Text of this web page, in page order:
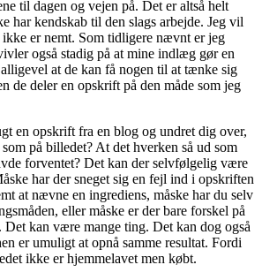
til dagen og vejen på. Det er altså helt
har kendskab til den slags arbejde. Jeg vil
ikke er nemt. Som tidligere nævnt er jeg
også stadig på at mine indlæg gør en
at de kan få nogen til at tænke sig
de deler en opskrift på den måde som jeg
en opskrift fra en blog og undret dig over,
på billedet? At det hverken så ud som
forventet? Det kan der selvfølgelig være
har der sneget sig en fejl ind i opskriften
at nævne en ingrediens, måske har du selv
eller måske er der bare forskel på
Det kan være mange ting. Det kan dog også
er umuligt at opnå samme resultat. Fordi
ikke er hjemmelavet men købt.